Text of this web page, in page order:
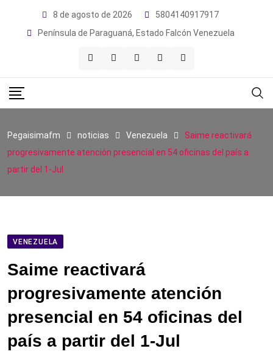
8 de agosto de 2026
5804140917917
Península de Paraguaná, Estado Falcón Venezuela
Pegaisimafm noticias Venezuela
Saime reactivará
progresivamente atención presencial en 54 oficinas del país a
partir del 1-Jul
VENEZUELA
Saime reactivará
progresivamente atención
presencial en 54 oficinas del
país a partir del 1-Jul